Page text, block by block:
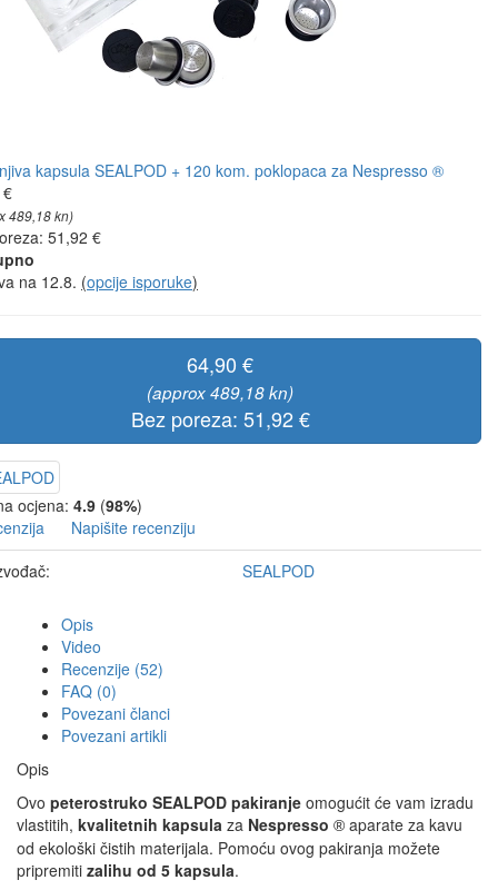
489,18 kn)
51,92 €
na 12.8. (opcije isporuke)
64,90 €
(approx 489,18 kn)
Bez poreza: 51,92 €
ocjena: 4.9 (98%)
Napišite recenziju
SEALPOD
Opis
Video
Recenzije (52)
FAQ (0)
Povezani članci
Povezani artikli
Opis
Ovo peterostruko SEALPOD pakiranje omogućit će vam izradu
vlastitih, kvalitetnih kapsula za Nespresso ® aparate za kavu
od ekološki čistih materijala. Pomoću ovog pakiranja možete
pripremiti zalihu od 5 kapsula.